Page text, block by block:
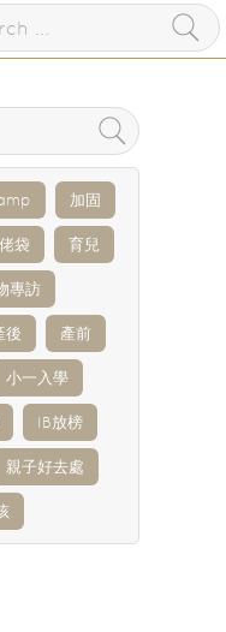
加固
袋 育兒
專訪
後 產前
小一入學
IB放榜
親子好去處